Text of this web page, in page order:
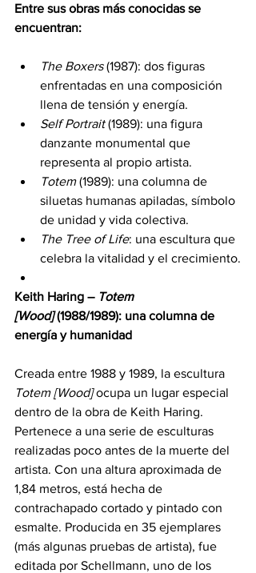
Entre sus obras más conocidas se
encuentran:
The Boxers (1987): dos figuras
enfrentadas en una composición
llena de tensión y energía.
Self Portrait (1989): una figura
danzante monumental que
representa al propio artista.
Totem (1989): una columna de
siluetas humanas apiladas, símbolo
de unidad y vida colectiva.
The Tree of Life: una escultura que
celebra la vitalidad y el crecimiento.
Keith Haring – Totem
[Wood] (1988/1989): una columna de
energía y humanidad
Creada entre 1988 y 1989, la escultura
Totem [Wood] ocupa un lugar especial
dentro de la obra de Keith Haring.
Pertenece a una serie de esculturas
realizadas poco antes de la muerte del
artista. Con una altura aproximada de
1,84 metros, está hecha de
contrachapado cortado y pintado con
esmalte. Producida en 35 ejemplares
(más algunas pruebas de artista), fue
editada por Schellmann, uno de los